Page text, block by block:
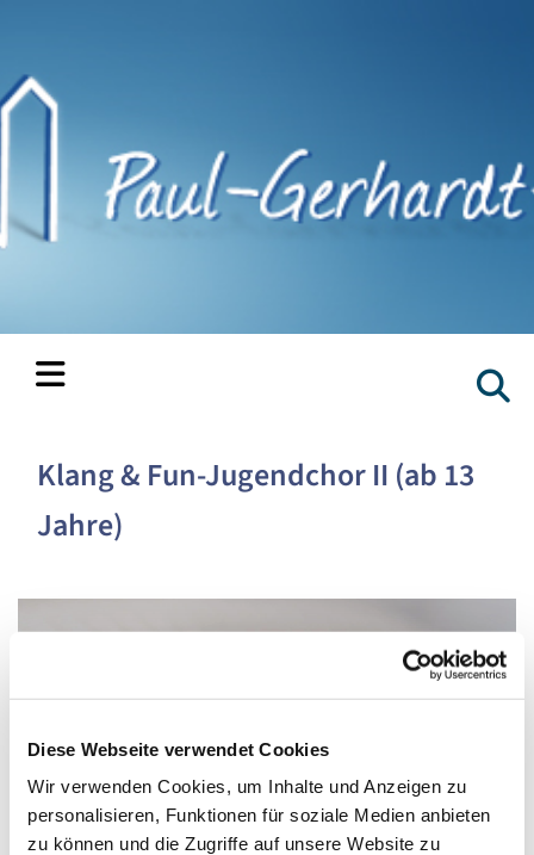
Diese Webseite verwendet Cookies
Wir verwenden Cookies, um Inhalte und Anzeigen zu
personalisieren, Funktionen für soziale Medien anbieten
zu können und die Zugriffe auf unsere Website zu
Klang & Fun-Jugendchor II (ab 13
Jahre)